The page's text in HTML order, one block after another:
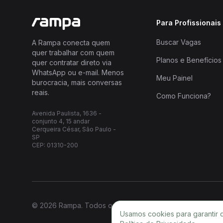
A Rampa conecta quem
quer trabalhar com quem
quer contratar direto via
WhatsApp ou e-mail. Menos
burocracia, mais conversas
reais.
Avenida Paulista, 1636 -
conjunto 4, 15 andar
Cerqueira César, São Paulo -
SP
CEP: 01310-200
Para Profissionais
Buscar Vagas
Planos e Benefícios
Meu Painel
Como Funciona?
© 2026 Rampa. Todos os direitos reservados.
Usamos cookies para garantir